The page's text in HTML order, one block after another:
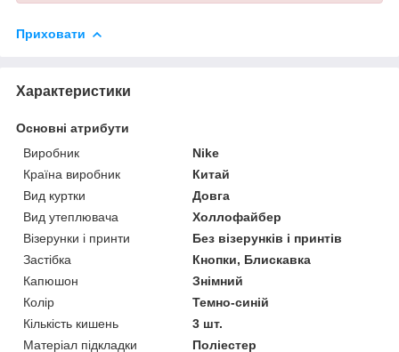
Приховати
Характеристики
Основні атрибути
Виробник
Nike
Країна виробник
Китай
Вид куртки
Довга
Вид утеплювача
Холлофайбер
Візерунки і принти
Без візерунків і принтів
Застібка
Кнопки, Блискавка
Капюшон
Знімний
Колір
Темно-синій
Кількість кишень
3 шт.
Матеріал підкладки
Поліестер